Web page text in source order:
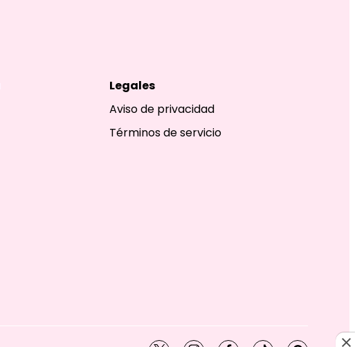
Legales
Aviso de privacidad
Términos de servicio